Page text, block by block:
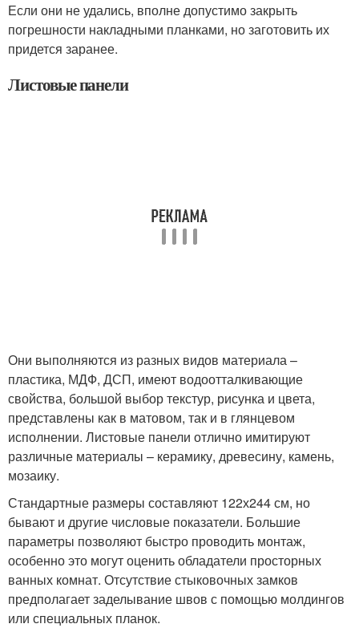
Если они не удались, вполне допустимо закрыть
погрешности накладными планками, но заготовить их
придется заранее.
Листовые панели
Они выполняются из разных видов материала –
пластика, МДФ, ДСП, имеют водоотталкивающие
свойства, большой выбор текстур, рисунка и цвета,
представлены как в матовом, так и в глянцевом
исполнении. Листовые панели отлично имитируют
различные материалы – керамику, древесину, камень,
мозаику.
Стандартные размеры составляют 122х244 см, но
бывают и другие числовые показатели. Большие
параметры позволяют быстро проводить монтаж,
особенно это могут оценить обладатели просторных
ванных комнат. Отсутствие стыковочных замков
предполагает заделывание швов с помощью молдингов
или специальных планок.